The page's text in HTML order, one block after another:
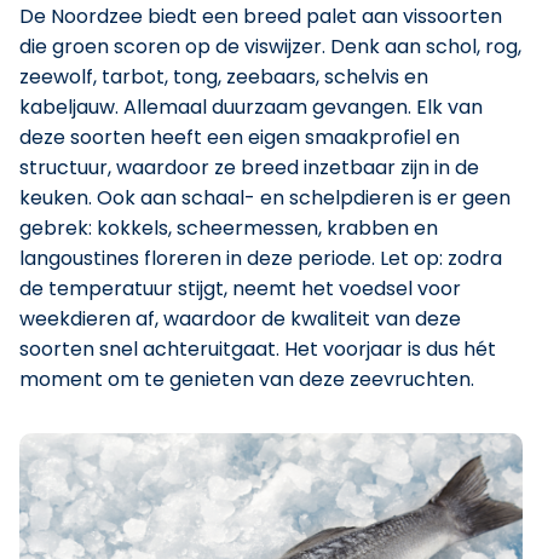
De Noordzee biedt een breed palet aan vissoorten
die groen scoren op de viswijzer. Denk aan schol, rog,
zeewolf, tarbot, tong, zeebaars, schelvis en
kabeljauw. Allemaal duurzaam gevangen. Elk van
deze soorten heeft een eigen smaakprofiel en
structuur, waardoor ze breed inzetbaar zijn in de
keuken. Ook aan schaal- en schelpdieren is er geen
gebrek: kokkels, scheermessen, krabben en
langoustines floreren in deze periode. Let op: zodra
de temperatuur stijgt, neemt het voedsel voor
weekdieren af, waardoor de kwaliteit van deze
soorten snel achteruitgaat. Het voorjaar is dus hét
moment om te genieten van deze zeevruchten.